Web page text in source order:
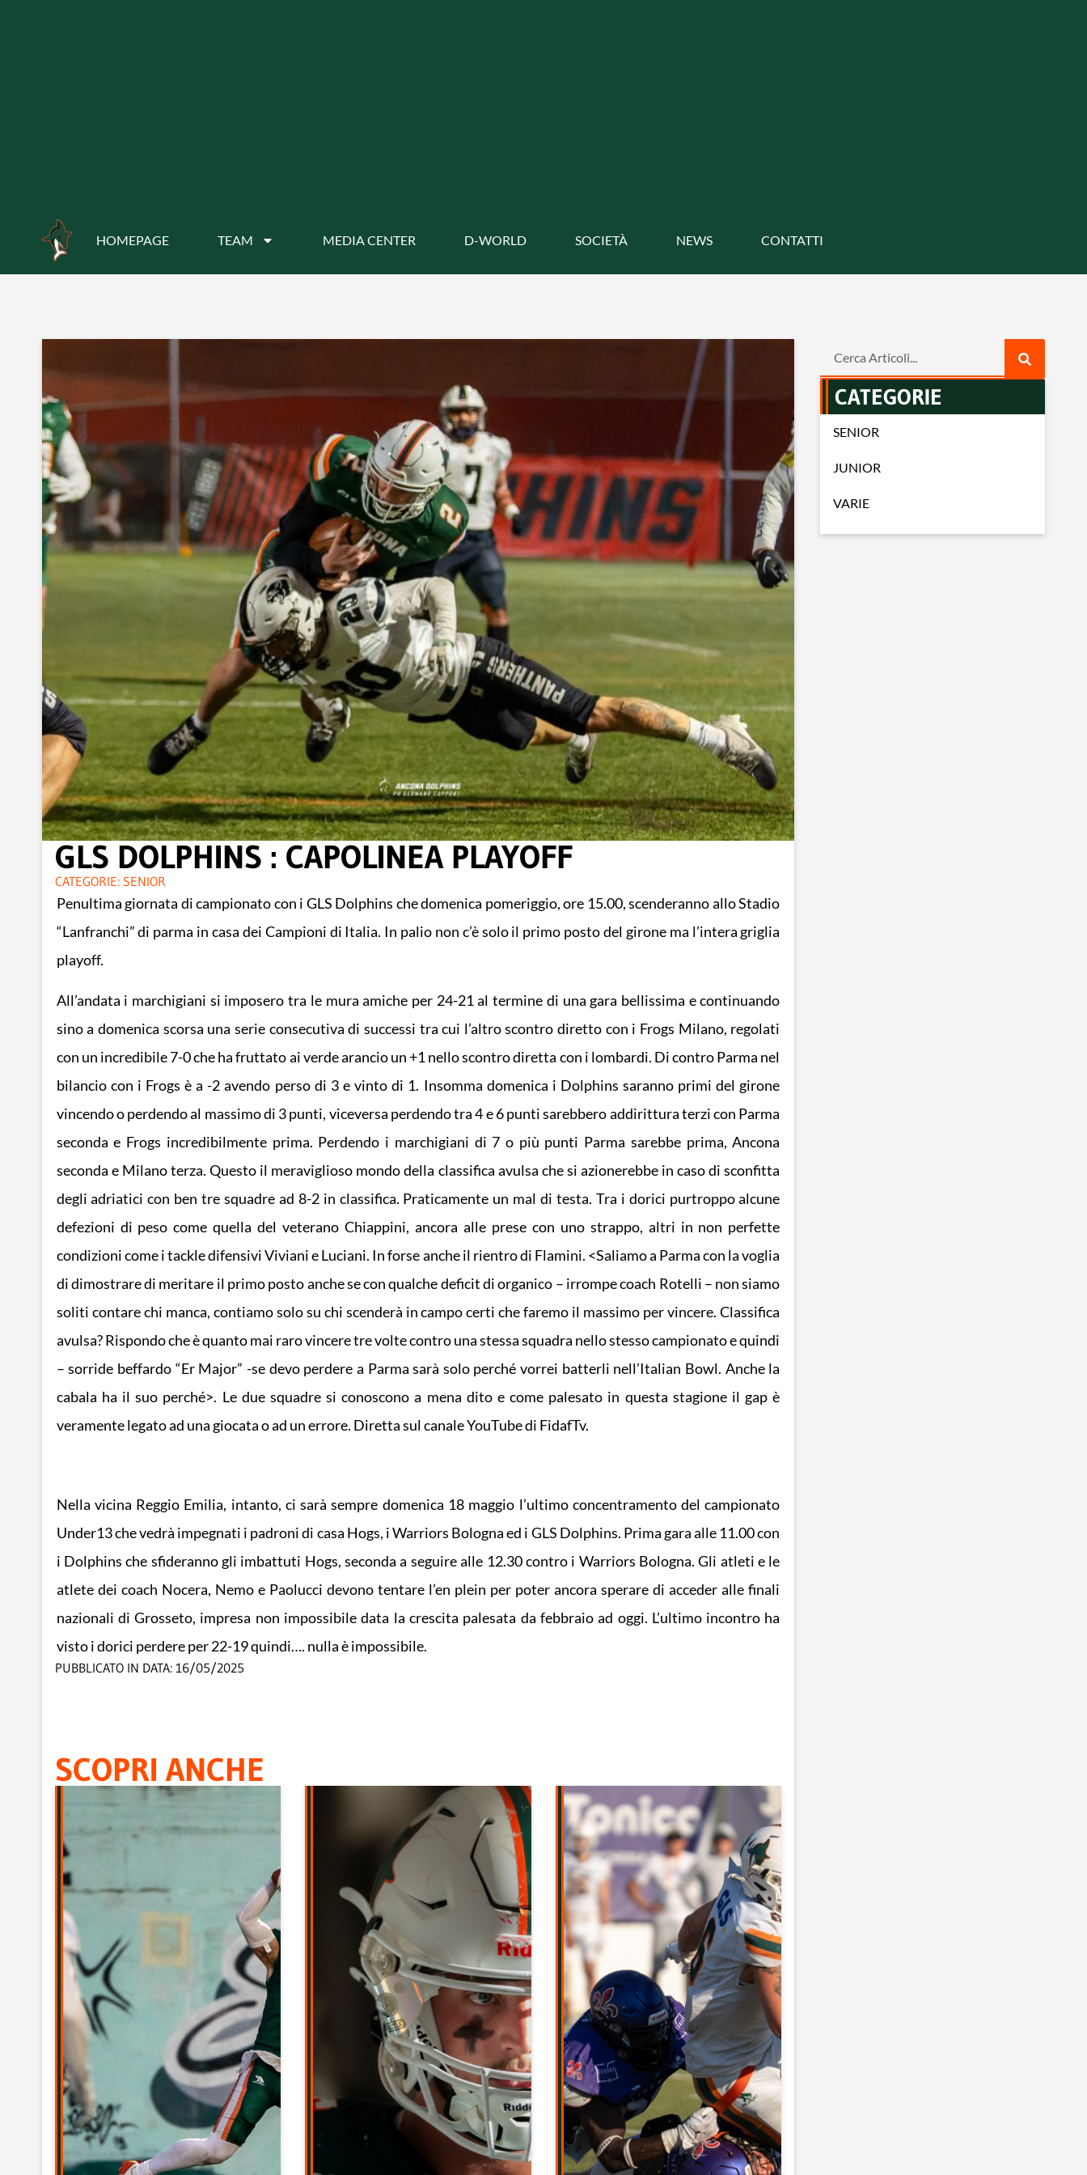
HOMEPAGE TEAM MEDIA CENTER D-WORLD SOCIETÀ NEWS CONTATTI
GLS DOLPHINS : CAPOLINEA PLAYOFF
CATEGORIE: SENIOR
Penultima giornata di campionato con i GLS Dolphins che domenica pomeriggio, ore 15.00, scenderanno allo Stadio
“Lanfranchi” di parma in casa dei Campioni di Italia. In palio non c’è solo il primo posto del girone ma l’intera griglia
playoff.
All’andata i marchigiani si imposero tra le mura amiche per 24-21 al termine di una gara bellissima e continuando
sino a domenica scorsa una serie consecutiva di successi tra cui l’altro scontro diretto con i Frogs Milano, regolati
con un incredibile 7-0 che ha fruttato ai verde arancio un +1 nello scontro diretta con i lombardi. Di contro Parma nel
bilancio con i Frogs è a -2 avendo perso di 3 e vinto di 1. Insomma domenica i Dolphins saranno primi del girone
vincendo o perdendo al massimo di 3 punti, viceversa perdendo tra 4 e 6 punti sarebbero addirittura terzi con Parma
seconda e Frogs incredibilmente prima. Perdendo i marchigiani di 7 o più punti Parma sarebbe prima, Ancona
seconda e Milano terza. Questo il meraviglioso mondo della classifica avulsa che si azionerebbe in caso di sconfitta
degli adriatici con ben tre squadre ad 8-2 in classifica. Praticamente un mal di testa. Tra i dorici purtroppo alcune
defezioni di peso come quella del veterano Chiappini, ancora alle prese con uno strappo, altri in non perfette
condizioni come i tackle difensivi Viviani e Luciani. In forse anche il rientro di Flamini. <Saliamo a Parma con la voglia
di dimostrare di meritare il primo posto anche se con qualche deficit di organico – irrompe coach Rotelli – non siamo
soliti contare chi manca, contiamo solo su chi scenderà in campo certi che faremo il massimo per vincere. Classifica
avulsa? Rispondo che è quanto mai raro vincere tre volte contro una stessa squadra nello stesso campionato e quindi
– sorride beffardo “Er Major” -se devo perdere a Parma sarà solo perché vorrei batterli nell’Italian Bowl. Anche la
cabala ha il suo perché>. Le due squadre si conoscono a mena dito e come palesato in questa stagione il gap è
veramente legato ad una giocata o ad un errore. Diretta sul canale YouTube di FidafTv.
Nella vicina Reggio Emilia, intanto, ci sarà sempre domenica 18 maggio l’ultimo concentramento del campionato
Under13 che vedrà impegnati i padroni di casa Hogs, i Warriors Bologna ed i GLS Dolphins. Prima gara alle 11.00 con
i Dolphins che sfideranno gli imbattuti Hogs, seconda a seguire alle 12.30 contro i Warriors Bologna. Gli atleti e le
atlete dei coach Nocera, Nemo e Paolucci devono tentare l’en plein per poter ancora sperare di acceder alle finali
nazionali di Grosseto, impresa non impossibile data la crescita palesata da febbraio ad oggi. L’ultimo incontro ha
visto i dorici perdere per 22-19 quindi…. nulla è impossibile.
PUBBLICATO IN DATA: 16/05/2025
SCOPRI ANCHE
CATEGORIE
SENIOR
JUNIOR
VARIE